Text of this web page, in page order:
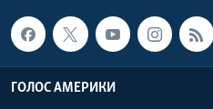
ГОЛОС АМЕРИКИ